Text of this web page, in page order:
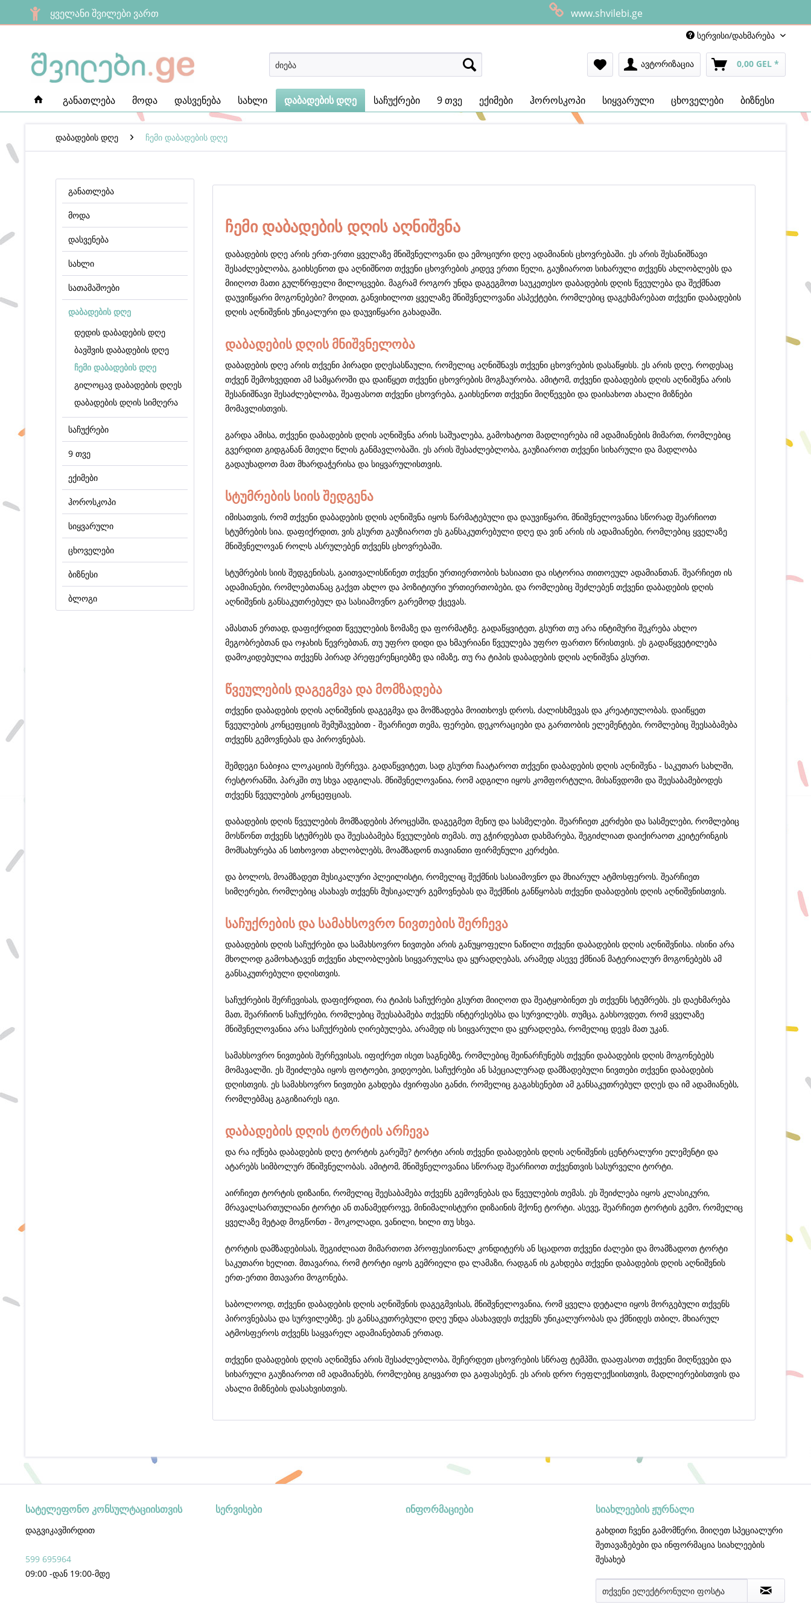
ყველანი შვილები ვართ www.shvilebi.ge
სერვისი/დახმარება
ავტორიზაცია 0,00 GEL *
განათლება მოდა დასვენება სახლი დაბადების დღე საჩუქრები 9 თვე ექიმები ჰოროსკოპი სიყვარული ცხოველები ბიზნესი
დაბადების დღე ჩემი დაბადების დღე
განათლება
მოდა
დასვენება
სახლი
სათამაშოები
დაბადების დღე
დედის დაბადების დღე
ბავშვის დაბადების დღე
ჩემი დაბადების დღე
გილოცავ დაბადების დღეს
დაბადების დღის სიმღერა
საჩუქრები
9 თვე
ექიმები
ჰოროსკოპი
სიყვარული
ცხოველები
ბიზნესი
ბლოგი
ჩემი დაბადების დღის აღნიშვნა
დაბადების დღე არის ერთ-ერთი ყველაზე მნიშვნელოვანი და ემოციური დღე ადამიანის ცხოვრებაში. ეს არის შესანიშნავი
შესაძლებლობა, გაიხსენოთ და აღნიშნოთ თქვენი ცხოვრების კიდევ ერთი წელი, გაუზიაროთ სიხარული თქვენს ახლობლებს და
მიიღოთ მათი გულწრფელი მილოცვები. მაგრამ როგორ უნდა დაგეგმოთ საუკეთესო დაბადების დღის წვეულება და შექმნათ
დაუვიწყარი მოგონებები? მოდით, განვიხილოთ ყველაზე მნიშვნელოვანი ასპექტები, რომლებიც დაგეხმარებათ თქვენი დაბადების
დღის აღნიშვნის უნიკალური და დაუვიწყარი გახადაში.
დაბადების დღის მნიშვნელობა
დაბადების დღე არის თქვენი პირადი დღესასწაული, რომელიც აღნიშნავს თქვენი ცხოვრების დასაწყისს. ეს არის დღე, როდესაც
თქვენ შემოხვედით ამ სამყაროში და დაიწყეთ თქვენი ცხოვრების მოგზაურობა. ამიტომ, თქვენი დაბადების დღის აღნიშვნა არის
შესანიშნავი შესაძლებლობა, შეაფასოთ თქვენი ცხოვრება, გაიხსენოთ თქვენი მიღწევები და დაისახოთ ახალი მიზნები
მომავლისთვის.
გარდა ამისა, თქვენი დაბადების დღის აღნიშვნა არის საშუალება, გამოხატოთ მადლიერება იმ ადამიანების მიმართ, რომლებიც
გვერდით გიდგანან მთელი წლის განმავლობაში. ეს არის შესაძლებლობა, გაუზიაროთ თქვენი სიხარული და მადლობა
გადაუხადოთ მათ მხარდაჭერისა და სიყვარულისთვის.
სტუმრების სიის შედგენა
იმისათვის, რომ თქვენი დაბადების დღის აღნიშვნა იყოს წარმატებული და დაუვიწყარი, მნიშვნელოვანია სწორად შეარჩიოთ
სტუმრების სია. დაფიქრდით, ვის გსურთ გაუზიაროთ ეს განსაკუთრებული დღე და ვინ არის ის ადამიანები, რომლებიც ყველაზე
მნიშვნელოვან როლს ასრულებენ თქვენს ცხოვრებაში.
სტუმრების სიის შედგენისას, გაითვალისწინეთ თქვენი ურთიერთობის ხასიათი და ისტორია თითოეულ ადამიანთან. შეარჩიეთ ის
ადამიანები, რომლებთანაც გაქვთ ახლო და პოზიტიური ურთიერთობები, და რომლებიც შეძლებენ თქვენი დაბადების დღის
აღნიშვნის განსაკუთრებულ და სასიამოვნო გარემოდ ქცევას.
ამასთან ერთად, დაფიქრდით წვეულების ზომაზე და ფორმატზე. გადაწყვიტეთ, გსურთ თუ არა ინტიმური შეკრება ახლო
მეგობრებთან და ოჯახის წევრებთან, თუ უფრო დიდი და ხმაურიანი წვეულება უფრო ფართო წრისთვის. ეს გადაწყვეტილება
დამოკიდებულია თქვენს პირად პრეფერენციებზე და იმაზე, თუ რა ტიპის დაბადების დღის აღნიშვნა გსურთ.
წვეულების დაგეგმვა და მომზადება
თქვენი დაბადების დღის აღნიშვნის დაგეგმვა და მომზადება მოითხოვს დროს, ძალისხმევას და კრეატიულობას. დაიწყეთ
წვეულების კონცეფციის შემუშავებით - შეარჩიეთ თემა, ფერები, დეკორაციები და გართობის ელემენტები, რომლებიც შეესაბამება
თქვენს გემოვნებას და პიროვნებას.
შემდეგი ნაბიჯია ლოკაციის შერჩევა. გადაწყვიტეთ, სად გსურთ ჩაატაროთ თქვენი დაბადების დღის აღნიშვნა - საკუთარ სახლში,
რესტორანში, პარკში თუ სხვა ადგილას. მნიშვნელოვანია, რომ ადგილი იყოს კომფორტული, მისაწვდომი და შეესაბამებოდეს
თქვენს წვეულების კონცეფციას.
დაბადების დღის წვეულების მომზადების პროცესში, დაგეგმეთ მენიუ და სასმელები. შეარჩიეთ კერძები და სასმელები, რომლებიც
მოსწონთ თქვენს სტუმრებს და შეესაბამება წვეულების თემას. თუ გჭირდებათ დახმარება, შეგიძლიათ დაიქირაოთ კეიტერინგის
მომსახურება ან სთხოვოთ ახლობლებს, მოამზადონ თავიანთი ფირმენული კერძები.
და ბოლოს, მოამზადეთ მუსიკალური პლეილისტი, რომელიც შექმნის სასიამოვნო და მხიარულ ატმოსფეროს. შეარჩიეთ
სიმღერები, რომლებიც ასახავს თქვენს მუსიკალურ გემოვნებას და შექმნის განწყობას თქვენი დაბადების დღის აღნიშვნისთვის.
საჩუქრების და სამახსოვრო ნივთების შერჩევა
დაბადების დღის საჩუქრები და სამახსოვრო ნივთები არის განუყოფელი ნაწილი თქვენი დაბადების დღის აღნიშვნისა. ისინი არა
მხოლოდ გამოხატავენ თქვენი ახლობლების სიყვარულსა და ყურადღებას, არამედ ასევე ქმნიან მატერიალურ მოგონებებს ამ
განსაკუთრებული დღისთვის.
საჩუქრების შერჩევისას, დაფიქრდით, რა ტიპის საჩუქრები გსურთ მიიღოთ და შეატყობინეთ ეს თქვენს სტუმრებს. ეს დაეხმარება
მათ, შეარჩიონ საჩუქრები, რომლებიც შეესაბამება თქვენს ინტერესებსა და სურვილებს. თუმცა, გახსოვდეთ, რომ ყველაზე
მნიშვნელოვანია არა საჩუქრების ღირებულება, არამედ ის სიყვარული და ყურადღება, რომელიც დევს მათ უკან.
სამახსოვრო ნივთების შერჩევისას, იფიქრეთ ისეთ საგნებზე, რომლებიც შეინარჩუნებს თქვენი დაბადების დღის მოგონებებს
მომავალში. ეს შეიძლება იყოს ფოტოები, ვიდეოები, საჩუქრები ან სპეციალურად დამზადებული ნივთები თქვენი დაბადების
დღისთვის. ეს სამახსოვრო ნივთები გახდება ძვირფასი განძი, რომელიც გაგახსენებთ ამ განსაკუთრებულ დღეს და იმ ადამიანებს,
რომლებმაც გაგიზიარეს იგი.
დაბადების დღის ტორტის არჩევა
და რა იქნება დაბადების დღე ტორტის გარეშე? ტორტი არის თქვენი დაბადების დღის აღნიშვნის ცენტრალური ელემენტი და
ატარებს სიმბოლურ მნიშვნელობას. ამიტომ, მნიშვნელოვანია სწორად შეარჩიოთ თქვენთვის სასურველი ტორტი.
აირჩიეთ ტორტის დიზაინი, რომელიც შეესაბამება თქვენს გემოვნებას და წვეულების თემას. ეს შეიძლება იყოს კლასიკური,
მრავალსართულიანი ტორტი ან თანამედროვე, მინიმალისტური დიზაინის მქონე ტორტი. ასევე, შეარჩიეთ ტორტის გემო, რომელიც
ყველაზე მეტად მოგწონთ - შოკოლადი, ვანილი, ხილი თუ სხვა.
ტორტის დამზადებისას, შეგიძლიათ მიმართოთ პროფესიონალ კონდიტერს ან სცადოთ თქვენი ძალები და მოამზადოთ ტორტი
საკუთარი ხელით. მთავარია, რომ ტორტი იყოს გემრიელი და ლამაზი, რადგან ის გახდება თქვენი დაბადების დღის აღნიშვნის
ერთ-ერთი მთავარი მოგონება.
საბოლოოდ, თქვენი დაბადების დღის აღნიშვნის დაგეგმვისას, მნიშვნელოვანია, რომ ყველა დეტალი იყოს მორგებული თქვენს
პიროვნებასა და სურვილებზე. ეს განსაკუთრებული დღე უნდა ასახავდეს თქვენს უნიკალურობას და ქმნიდეს თბილ, მხიარულ
ატმოსფეროს თქვენს საყვარელ ადამიანებთან ერთად.
თქვენი დაბადების დღის აღნიშვნა არის შესაძლებლობა, შეჩერდეთ ცხოვრების სწრაფ ტემპში, დააფასოთ თქვენი მიღწევები და
სიხარული გაუზიაროთ იმ ადამიანებს, რომლებიც გიყვართ და გაფასებენ. ეს არის დრო რეფლექსიისთვის, მადლიერებისთვის და
ახალი მიზნების დასახვისთვის.
სატელეფონო კონსულტაციისთვის
დაგვიკავშირდით
599 695964
09:00 -დან 19:00-მდე
სერვისები ინფორმაციები სიახლეების ჟურნალი
გახდით ჩვენი გამომწერი, მიიღეთ სპეციალური
შეთავაზებები და ინფორმაცია სიახლეების
შესახებ